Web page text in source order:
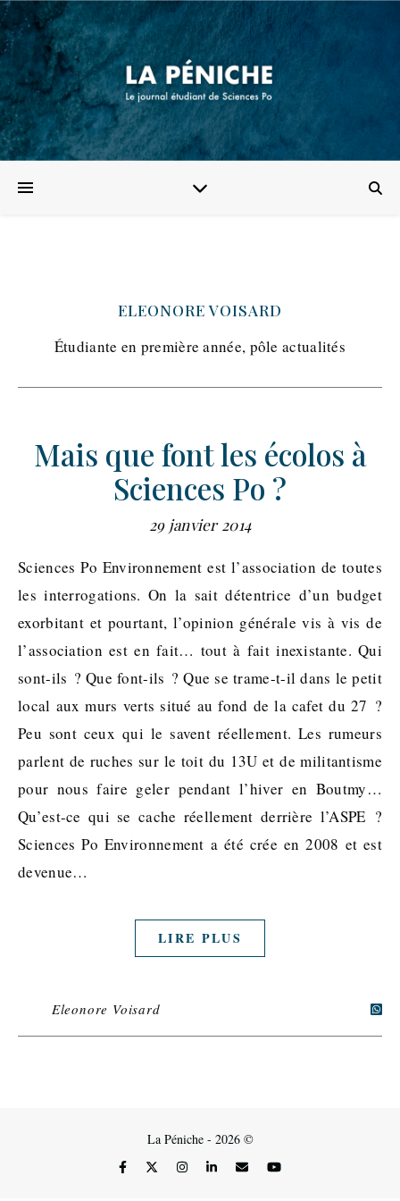
ELEONORE VOISARD
Étudiante en première année, pôle actualités
Mais que font les écolos à
Sciences Po ?
29 janvier 2014
Sciences Po Environnement est l’association de toutes
les interrogations. On la sait détentrice d’un budget
exorbitant et pourtant, l’opinion générale vis à vis de
l’association est en fait… tout à fait inexistante. Qui
sont-ils ? Que font-ils ? Que se trame-t-il dans le petit
local aux murs verts situé au fond de la cafet du 27 ?
Peu sont ceux qui le savent réellement. Les rumeurs
parlent de ruches sur le toit du 13U et de militantisme
pour nous faire geler pendant l’hiver en Boutmy…
Qu’est-ce qui se cache réellement derrière l’ASPE ?
Sciences Po Environnement a été crée en 2008 et est
devenue…
LIRE PLUS
Eleonore Voisard
La Péniche - 2026 ©